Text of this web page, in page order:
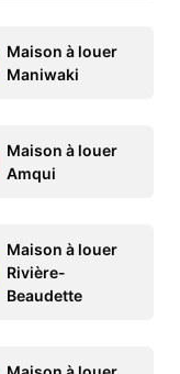
Maison à louer
Maniwaki
Maison à louer
Amqui
Maison à louer
Rivière-
Beaudette